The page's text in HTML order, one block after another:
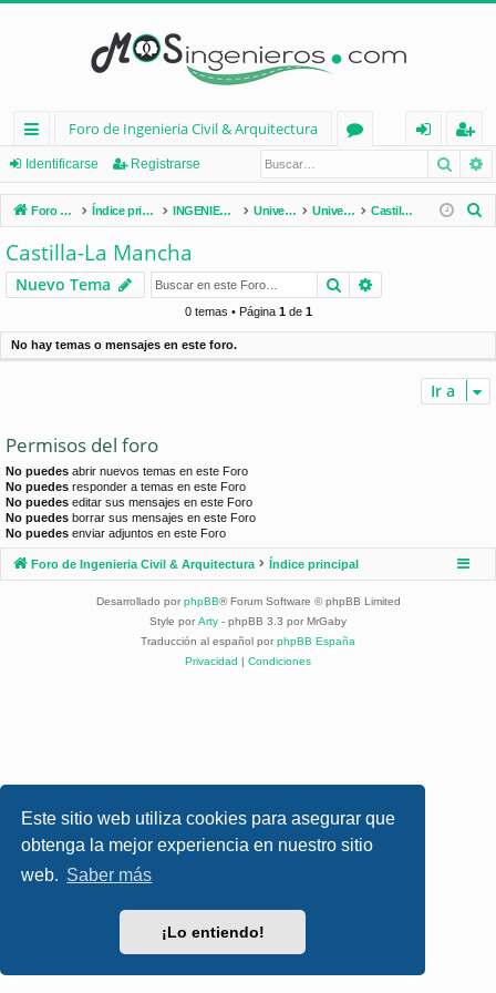
Este sitio web utiliza cookies para asegurar que
obtenga la mejor experiencia en nuestro sitio
web. Saber más
¡Lo entiendo!
nl
ac
es
rá
pi
d
Foro de Ingenieria Civil & Arquitectura
os
nt
ifi
e
eg
ist
ra
Identificarse Registrarse
Foro de Ingenieria Civil & Arquitectura Índice principal INGENIERÍA CIVIL (España) Universidades de España Universidades por Comunidades Castilla-La Mancha
r
Castilla-La Mancha
Nuevo Tema Buscar
0 temas • Página 1de 1
No hay temas o mensajes en este foro.
Ir a
Permisos del foro
No puedes abrir nuevos temas en este Foro
No puedes responder a temas en este Foro
No puedes editar sus mensajes en este Foro
No puedes borrar sus mensajes en este Foro
No puedes enviar adjuntos en este Foro
Foro de Ingenieria Civil & Arquitectura Índice principal
Desarrollado por phpBB® Forum Software © phpBB Limited
Style por Arty - phpBB 3.3 por MrGaby
Traducción al español por phpBB España
Privacidad | Condiciones